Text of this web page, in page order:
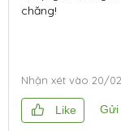
chăng!
Nhận xét vào 20/
Like Gửi